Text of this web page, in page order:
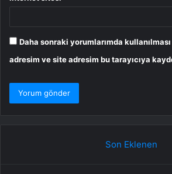
Daha sonraki yorumlarımda
adresim ve site adresim bu tarayıcıya
Son Eklenen